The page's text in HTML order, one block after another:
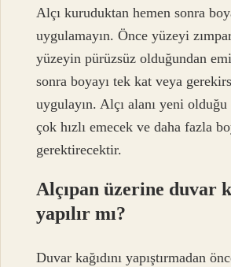
Alçı kuruduktan hemen sonra
uygulamayın. Önce yüzeyi
yüzeyin pürüzsüz olduğundan
sonra boyayı tek kat veya
uygulayın. Alçı alanı yeni
çok hızlı emecek ve daha fazla
gerektirecektir.
Alçıpan üzerine duvar
yapılır mı?
Duvar kağıdını yapıştırmadan